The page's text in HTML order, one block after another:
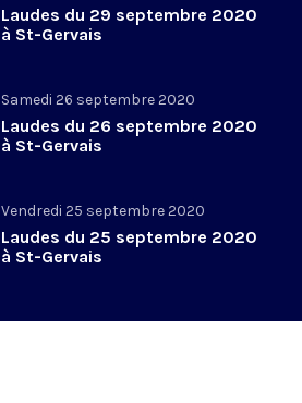
Laudes du 29 septembre 2020
à St-Gervais
Samedi 26 septembre 2020
Laudes du 26 septembre 2020
à St-Gervais
Vendredi 25 septembre 2020
Laudes du 25 septembre 2020
à St-Gervais